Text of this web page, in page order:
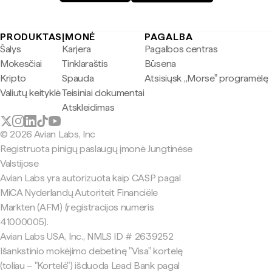
PRODUKTAS
Šalys
Mokesčiai
Kripto
Valiutų keityklė
ĮMONĖ
Karjera
Tinklaraštis
Spauda
Teisiniai dokumentai
Atskleidimas
PAGALBA
Pagalbos centras
Būsena
Atsisiųsk „Morse" programėlę
© 2026 Avian Labs, Inc
Registruota pinigų paslaugų įmonė Jungtinėse
Valstijose
Avian Labs yra autorizuota kaip CASP pagal
MiCA Nyderlandų Autoriteit Financiële
Markten (AFM) (registracijos numeris
41000005).
Avian Labs USA, Inc., NMLS ID # 2639252
Išankstinio mokėjimo debetinę "Visa" kortelę
(toliau – "Kortelė") išduoda Lead Bank pagal